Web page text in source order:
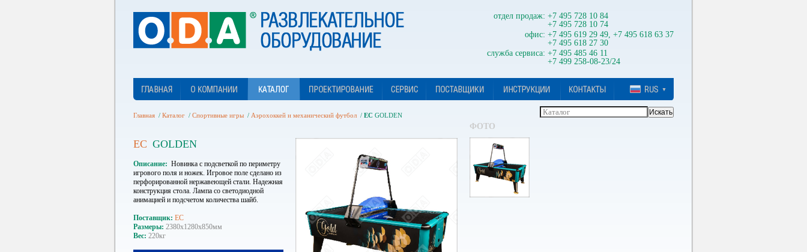
отдел продаж: +7 495 728 10 84
+7 495 728 10 74
офис: +7 495 619 29 49, +7 495 618 63 37
+7 495 618 27 30
служба сервиса: +7 495 485 46 11
+7 499 258-08-23/24
Главная / Каталог / Спортивные игры / Аэрохоккей и механический футбол / ЕС GOLDEN Каталог Искать
ЕС GOLDEN
Описание
Новинка с подсветкой по периметру
игрового поля и ножек. Игровое поле сделано из
перфорированной нержавеющей стали. Надежная
конструкция стола. Лампа со светодиодной
анимацией и подсчетом количества шайб.
Поставщик ЕС
Размеры 2380x1280x850мм
Вес 220кг
ФОТО